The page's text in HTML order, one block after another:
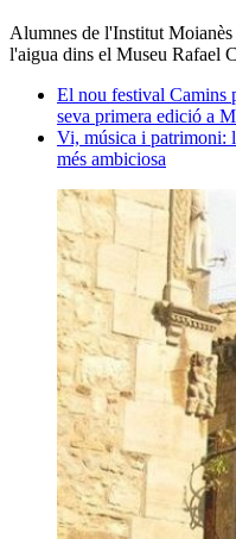
Alumnes de l'Institut Moianès
l'aigua dins el Museu Rafael
El nou festival Camins
seva primera edició a
Vi, música i patrimoni:
més ambiciosa